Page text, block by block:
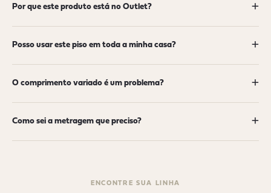
Por que este produto está no Outlet? +
Posso usar este piso em toda a minha casa? +
O comprimento variado é um problema? +
Como sei a metragem que preciso? +
ENCONTRE SUA LINHA